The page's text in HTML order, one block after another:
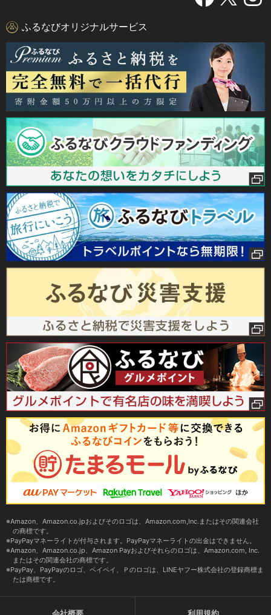
ふるなびオリジナルサービス
Amazon、Amazon.co.jpおよびそのロゴは、Amazon.com,Inc.またはその関連会社
の商標です。
PayPayマネーライトが付与されます。PayPayマネーライトの出金はできません。
Amazon、Amazon.co.jp、Amazon Payおよびそれらのロゴは、Amazon.com, Inc.
またはその関連会社の商標です。
PayPay、PayPayのロゴ、ペイペイ、Ｐのロゴは、LINEヤフー株式会社の登録商標ま
たは商標です。